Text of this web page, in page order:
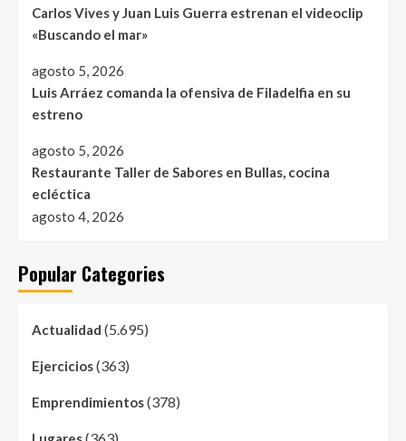
Carlos Vives y Juan Luis Guerra estrenan el videoclip
«Buscando el mar»
agosto 5, 2026
Luis Arráez comanda la ofensiva de Filadelfia en su
estreno
agosto 5, 2026
Restaurante Taller de Sabores en Bullas, cocina
ecléctica
agosto 4, 2026
Popular Categories
Actualidad (5.695)
Ejercicios(363)
Emprendimientos(378)